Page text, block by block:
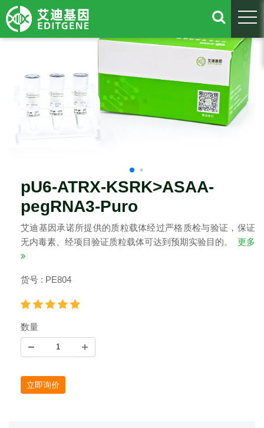
pU6-ATRX-KSRK>ASAA-
pegRNA3-Puro
艾迪基因承诺所提供的质粒载体经过严格质检与验证，保证
无内毒素、经项目验证质粒载体可达到预期实验目的。
更多
货号 : PE804
数量
立即询价